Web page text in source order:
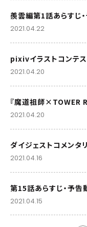
羨雲編第1話あらすじ
2021.04.22
pixivイラストコンテス
2021.04.20
『魔道祖師×TOWER
2021.04.20
ダイジェストコメンタ
2021.04.16
第15話あらすじ・予告
2021.04.15